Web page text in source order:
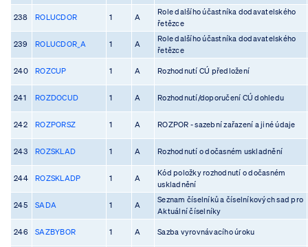
238 ROLUCDOR 1 A
Role dalšího účastníka dodavatelského
řetězce
239 ROLUCDOR_A 1 A
Role dalšího účastníka dodavatelského
řetězce
240 ROZCUP 1 A Rozhodnutí CÚ předložení
241 ROZDOCUD 1 A Rozhodnutí/doporučení CÚ dohledu
242 ROZPORSZ 1 A ROZPOR - sazební zařazení a jiné údaje
243 ROZSKLAD 1 A Rozhodnutí o dočasném uskladnění
244 ROZSKLADP 1 A
Kód položky rozhodnutí o dočasném
uskladnění
245 SADA 1 A
Seznam číselníků a číselníkových sad pro
Aktuální číselníky
246 SAZBYBOR 1 A Sazba vyrovnávacího úroku